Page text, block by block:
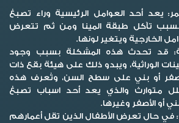
يعد أحد العوامل الرئيسية وراء تصبغ
بسبب تآكل طبقة المينا ومن ثم تتعرض
الخارجية ويتغير لونها.
قد تحدث هذه المشكلة بسبب وجود
الوراثية، ويبدو ذلك على هيئة بقع ذات
أو بني على سطح السن، وتُعرف هذه
متوارث والذي يعد أحد اسباب تصبغ
أو الأصفر وغيرها.
في حال تعرض الأطفال الذين تقل أعمارهم